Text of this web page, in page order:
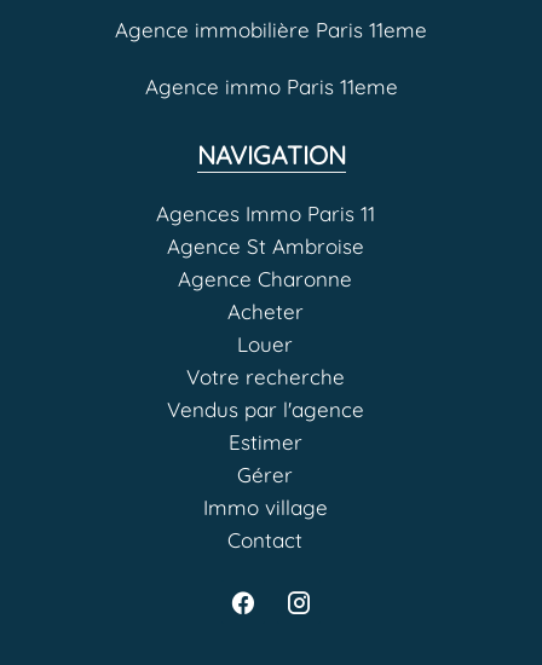
Agence immobilière Paris 11eme
Agence immo Paris 11eme
NAVIGATION
Agences Immo Paris 11
Agence St Ambroise
Agence Charonne
Acheter
Louer
Votre recherche
Vendus par l'agence
Estimer
Gérer
Immo village
Contact